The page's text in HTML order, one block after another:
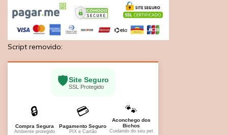
Script removido:
🛡️Site Seguro
SSL Protegido
🔒
Compra Segura
Ambiente protegido
💳
Pagamento Seguro
PIX e Cartão
🐾
Aconchego dos
Bichos
Cuidando do seu pet